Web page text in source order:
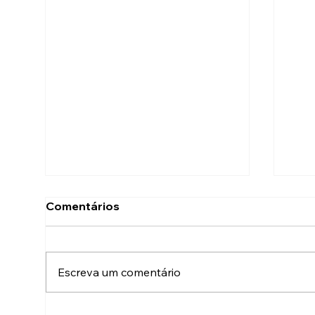
Comentários
Escreva um comentário